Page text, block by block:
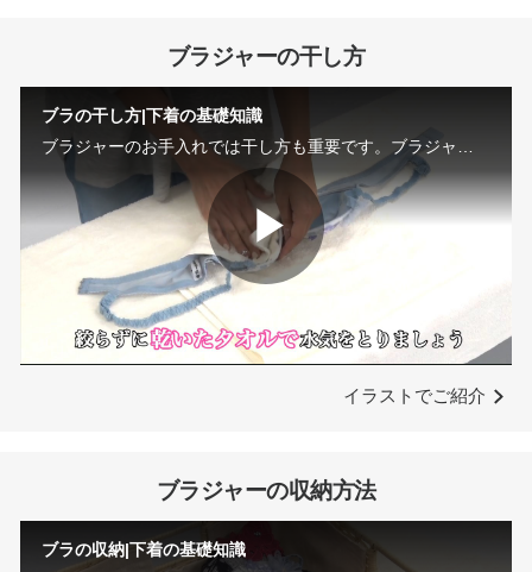
ブラジャーの干し方
ブラの干し方|下着の基礎知識
Play
Video
イラストでご紹介
ブラジャーの収納方法
ブラの収納|下着の基礎知識